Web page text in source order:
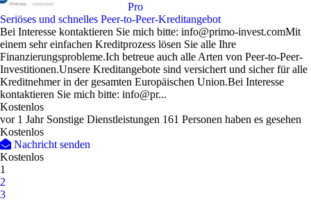
Pro
Seriöses und schnelles Peer-to-Peer-Kreditangebot
Bei Interesse kontaktieren Sie mich bitte: info@primo-invest.comMit
einem sehr einfachen Kreditprozess lösen Sie alle Ihre
Finanzierungsprobleme.Ich betreue auch alle Arten von Peer-to-Peer-
Investitionen.Unsere Kreditangebote sind versichert und sicher für alle
Kreditnehmer in der gesamten Europäischen Union.Bei Interesse
kontaktieren Sie mich bitte: info@pr...
Kostenlos
vor 1 Jahr Sonstige Dienstleistungen 161 Personen haben es gesehen
Kostenlos
Nachricht senden
Kostenlos
1
2
3